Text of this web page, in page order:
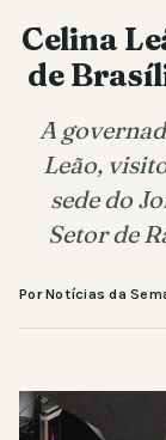
Celina
de
A
Leão,
sede do
Setor de
Por Notícias da